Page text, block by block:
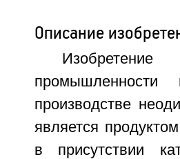
Описание
производстве
является
в присутствии